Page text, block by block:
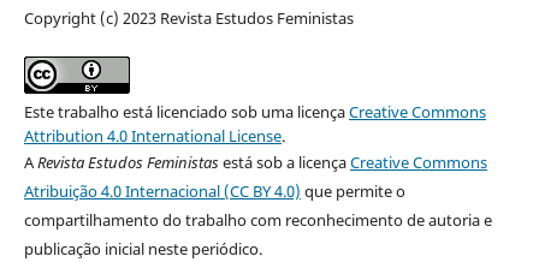
Copyright (c) 2023 Revista Estudos Feministas
Este trabalho está licenciado sob uma licençaCreative Commons
Attribution 4.0 International License.
ARevista Estudos Feministasestá sob a licençaCreative Commons
Atribuição 4.0 Internacional (CC BY 4.0) que permite o
compartilhamento do trabalho com reconhecimento de autoria e
publicação inicial neste periódico.